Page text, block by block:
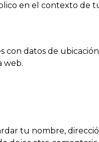
en el contexto de
con datos de
web.
tu nombre,